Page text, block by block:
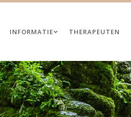
INFORMATIE THERAPEUTEN
PROGRAMMA NL